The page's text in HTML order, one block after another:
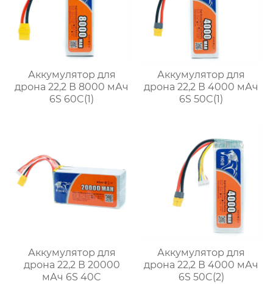
Аккумулятор для
дрона 22,2 В 8000 мАч
6S 60C(1)
Аккумулятор для
дрона 22,2 В 4000 мАч
6S 50C(1)
Аккумулятор для
дрона 22,2 В 20000
мАч 6S 40C
Аккумулятор для
дрона 22,2 В 4000 мАч
6S 50C(2)